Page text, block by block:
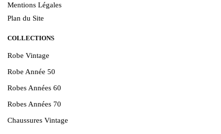
Mentions Légales
Plan du Site
COLLECTIONS
Robe Vintage
Robe Année 50
Robes Années 60
Robes Années 70
Chaussures Vintage